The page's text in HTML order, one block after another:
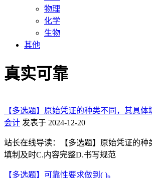
物理
化学
生物
其他
真实可靠
【多选题】原始凭证的种类不同，其具
会计 发表于 2024-12-20
站长在线导读：【多选题】原始凭证的
填制及时C.内容完整D.书写规范
【多选题】可靠性要求做到( )。